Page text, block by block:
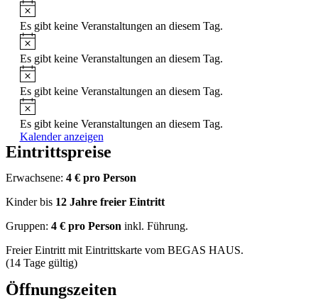
Es gibt keine Veranstaltungen an diesem Tag.
Es gibt keine Veranstaltungen an diesem Tag.
Es gibt keine Veranstaltungen an diesem Tag.
Es gibt keine Veranstaltungen an diesem Tag.
Kalender anzeigen
Eintrittspreise
Erwachsene: 4 € pro Person
Kinder bis 12 Jahre freier Eintritt
Gruppen: 4 € pro Person inkl. Führung.
Freier Eintritt mit Eintrittskarte vom BEGAS HAUS.
(14 Tage gültig)
Öffnungszeiten